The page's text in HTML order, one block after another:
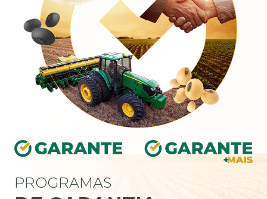
PROGRAMAS